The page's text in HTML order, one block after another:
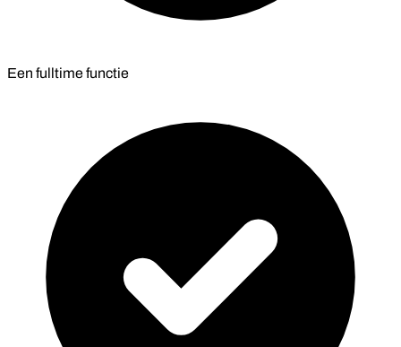
Een fulltime functie